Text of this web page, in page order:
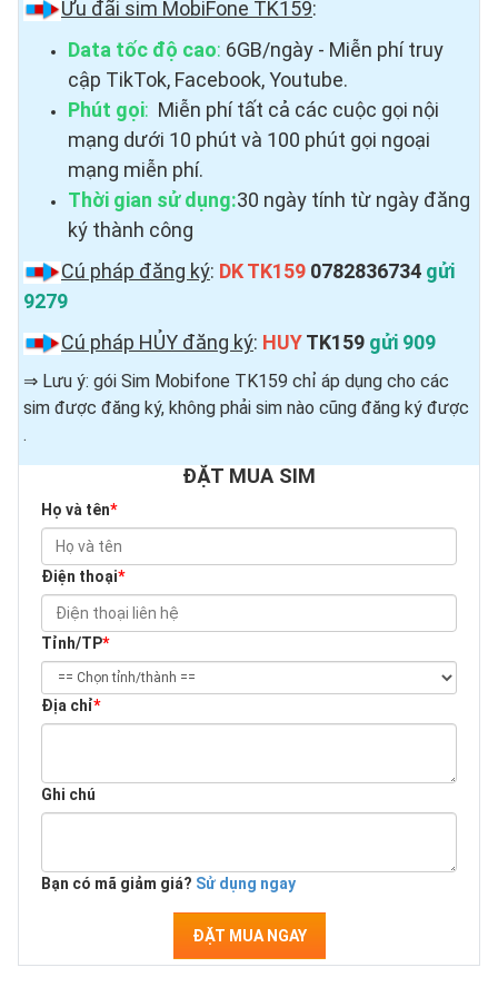
Ưu đãi sim MobiFone TK159:
Data tốc độ cao: 6GB/ngày - Miễn phí truy
cập TikTok, Facebook, Youtube.
Phút gọi: Miễn phí tất cả các cuộc gọi nội
mạng dưới 10 phút và 100 phút gọi ngoại
mạng miễn phí.
Thời gian sử dụng:30 ngày tính từ ngày đăng
ký thành công
Cú pháp đăng ký: DK TK159 0782836734 gửi
9279
Cú pháp HỦY đăng ký: HUYTK159 gửi 909
⇒ Lưu ý: gói Sim Mobifone TK159 chỉ áp dụng cho các
sim được đăng ký, không phải sim nào cũng đăng ký được ​
.
ĐẶT MUA SIM
Họ và tên*
Điện thoại*
Tỉnh/TP*
Địa chỉ*
Ghi chú
Bạn có mã giảm giá? Sử dụng ngay
ĐẶT MUA NGAY